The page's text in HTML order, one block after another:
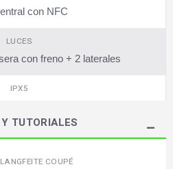
con NFC
LUCES
con freno + 2 laterales
IPX5
TUTORIALES
COUPÉ